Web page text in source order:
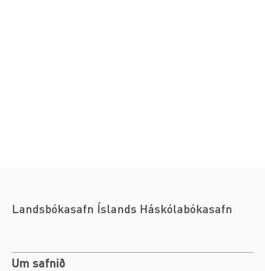
Landsbókasafn Íslands Háskólabókasafn
Um safnið